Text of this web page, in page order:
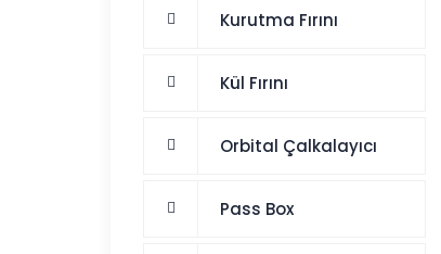
Kurutma Fırını
Kül Fırını
Orbital Çalkalayıcı
Pass Box